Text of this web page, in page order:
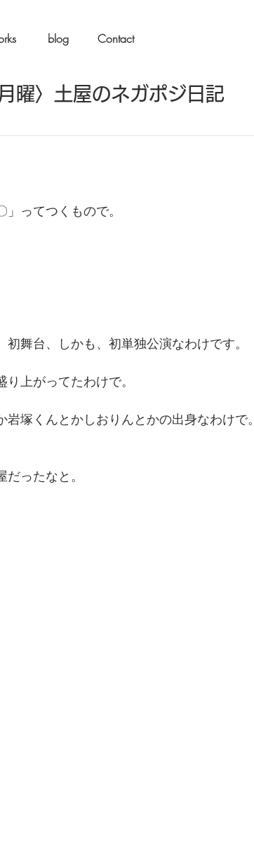
blog Contact
月曜〉土屋のネガポジ日記
水曜〉イイノの嘘つき日記
〈金曜〉新宮の台本日記
ってつくもので。
舞台、しかも、初単独公演なわけです。
上がってたわけで。
塚くんとかしおりんとかの出身なわけで。
ったなと。